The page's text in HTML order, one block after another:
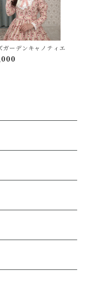
ガーデンキャノティエ